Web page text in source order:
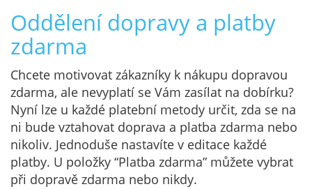
Oddělení dopravy a platby
zdarma
Chcete motivovat zákazníky k nákupu dopravou
zdarma, ale nevyplatí se Vám zasílat na dobírku?
Nyní lze u každé platební metody určit, zda se na
ni bude vztahovat doprava a platba zdarma nebo
nikoliv. Jednoduše nastavíte v editace každé
platby. U položky “Platba zdarma” můžete vybrat
při dopravě zdarma nebo nikdy.